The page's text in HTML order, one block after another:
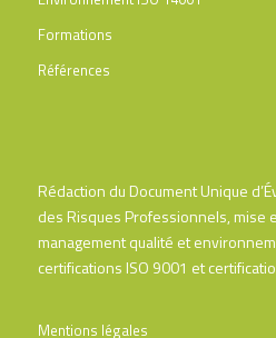
Formations
Références
Rédaction du Document Unique
des Risques Professionnels, mise
management qualité et
certifications ISO 9001 et
Mentions légales